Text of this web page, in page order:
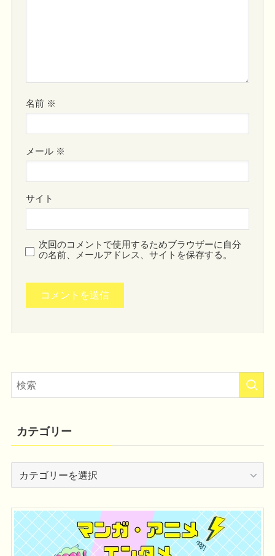
名前 ※
メール ※
サイト
次回のコメントで使用するためブラウザーに自分
の名前、メールアドレス、サイトを保存する。
カテゴリー
リ
ー